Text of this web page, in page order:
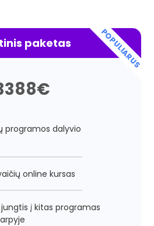
paketas
€
programos dalyvio
online kursas
į kitas programas
POPULIARUS